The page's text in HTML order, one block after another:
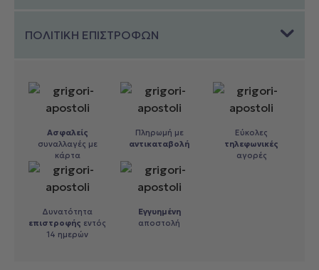
διαφέρουν ανάλογα με τις ρυθμίσεις και την
επικοινωνήσετε μαζί μας πριν προβείτε σε
αγορά προϊόντων.
ΠΟΛΙΤΙΚΗ ΕΠΙΣΤΡΟΦΩΝ
Ασφαλείς
συναλλαγές με
κάρτα
Πληρωμή με
αντικαταβολή
Εύκολες
τηλεφωνικές
αγορές
Δυνατότητα
επιστροφής εντός
14 ημερών
Εγγυημένη
αποστολή